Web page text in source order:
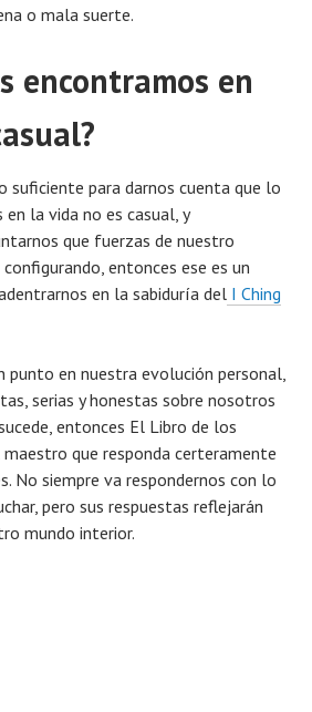
o mala suerte.
encontramos en
suficiente para darnos cuenta que lo
la vida no es casual, y
que fuerzas de nuestro
entonces ese es un
en la sabiduría del I Ching
punto en nuestra evolución personal,
serias y honestas sobre nosotros
entonces El Libro de los
maestro que responda certeramente
No siempre va respondernos con lo
pero sus respuestas reflejarán
mundo interior.